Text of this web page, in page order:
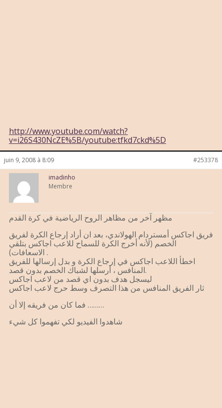
http://www.youtube.com/watch?
v=i26S430NcZE%5B/youtube:tfkd7ckd%5D
juin 9, 2008 à 8:09 #253378
imadinho
Membre
مظهر آخر من مظاهر الروح الرياضية في كرة القدم
فريق اجاكس أمستردام الهولاندي، بعد ان أراد إرجاع الكرة لفريق
الخصم (لأنه أخرج الكرة للسماح للاعب اجاكس بتلقي
الاسعافات) .
اخطأ اللاعب اجاكس في إرجاع الكرة و بدل إرسالها للفريق
المنافس ، أرسلها لشباك الخصم بدون قصد.
ليسجل هدف بدون اي قصد من لاعب اجاكس
ثار الفريق المنافس من هذا التصرف وسط حرج لاعب اجاكس
فما كان من فريقه إلا أن ………
شاهدوا الفيديو لكي تفهموا كل شيء